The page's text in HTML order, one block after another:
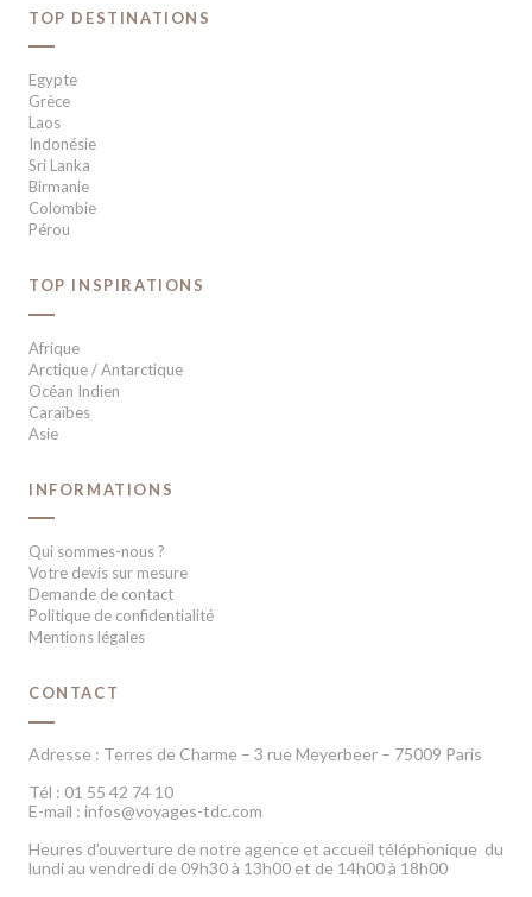
TOP DESTINATIONS
Egypte
Grèce
Laos
Indonésie
Sri Lanka
Birmanie
Colombie
Pérou
TOP INSPIRATIONS
Afrique
Arctique / Antarctique
Océan Indien
Caraïbes
Asie
INFORMATIONS
Qui sommes-nous ?
Votre devis sur mesure
Demande de contact
Politique de confidentialité
Mentions légales
CONTACT
Adresse : Terres de Charme – 3 rue Meyerbeer – 75009 Paris
Tél : 01 55 42 74 10
E-mail : infos@voyages-tdc.com
Heures d’ouverture de notre agence et accueil téléphonique du
lundi au vendredi de 09h30 à 13h00 et de 14h00 à 18h00